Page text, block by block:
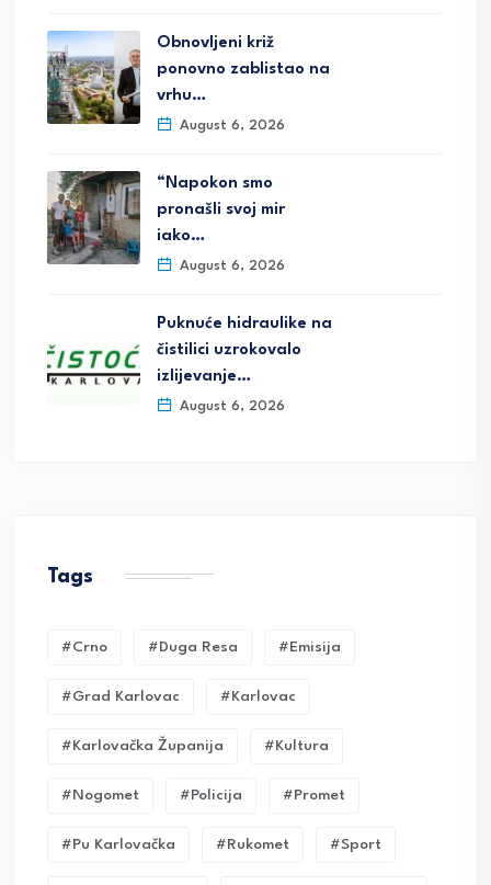
Obnovljeni križ
ponovno zablistao na
vrhu…
August 6, 2026
“Napokon smo
pronašli svoj mir
iako…
August 6, 2026
Puknuće hidraulike na
čistilici uzrokovalo
izlijevanje…
August 6, 2026
Tags
#crno #duga Resa #emisija
#grad Karlovac #karlovac
#karlovačka Županija #kultura
#nogomet #policija #promet
#pu Karlovačka #rukomet #sport